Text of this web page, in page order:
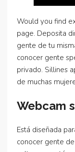
Would you find
page. Deposita
gente de tu
conocer gente
privado. Sillines
de muchas
Webcam
Está diseñada
conocer gente